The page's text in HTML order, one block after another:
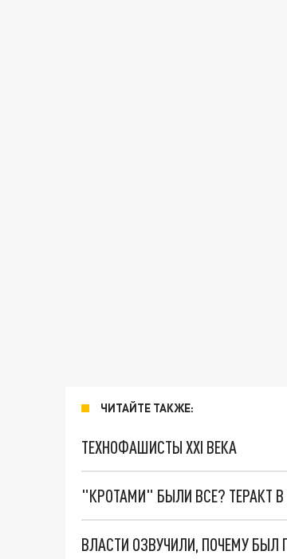
ЧИТАЙТЕ ТАКЖЕ:
ТЕХНОФАШИСТЫ XXI ВЕКА
"КРОТАМИ" БЫЛИ ВСЕ? ТЕРАКТ